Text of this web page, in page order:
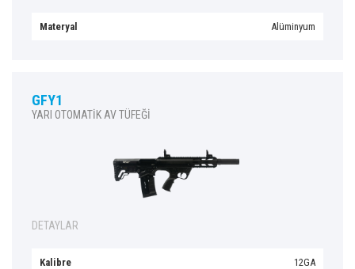
Materyal Alüminyum
GFY1
YARI OTOMATİK AV TÜFEĞİ
DETAYLAR
Kalibre 12GA